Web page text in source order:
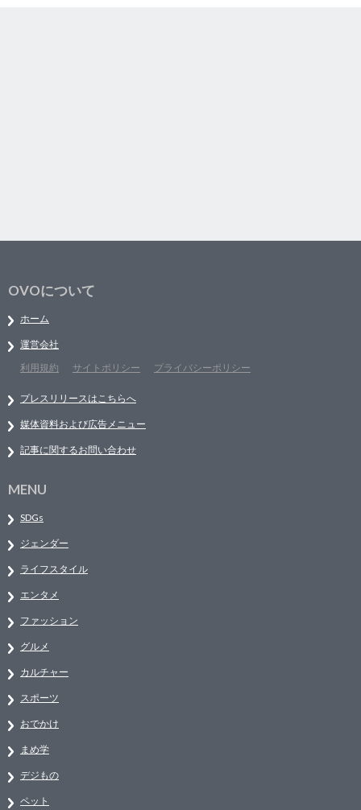
OVOについて
ホーム
運営会社
利用規約
サイトポリシー プライバシーポリシー
プレスリリースはこちらへ
媒体資料および広告メニュー
記事に関するお問い合わせ
MENU
SDGs
ジェンダー
ライフスタイル
エンタメ
ファッション
グルメ
カルチャー
スポーツ
おでかけ
まめ学
デジもの
ペット